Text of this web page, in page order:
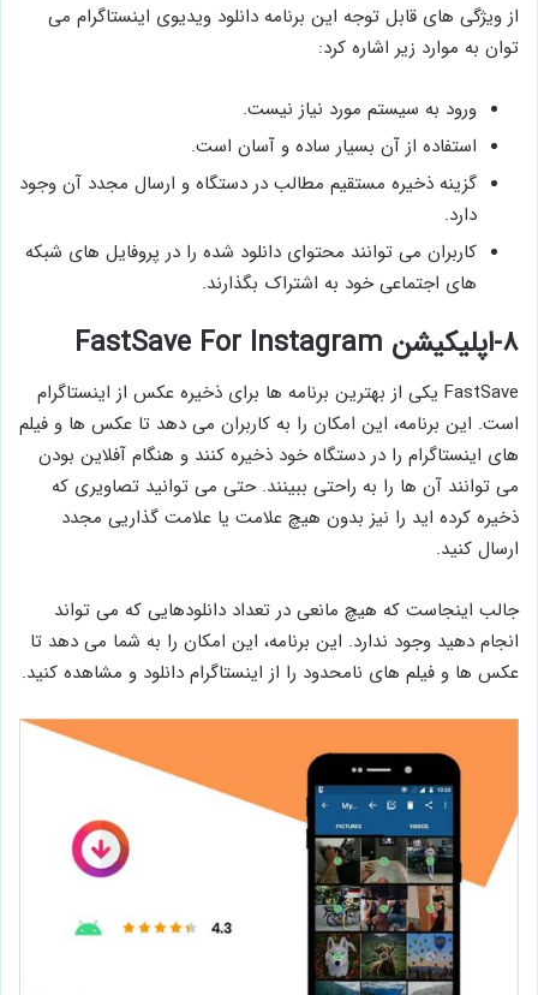
از ویژگی های قابل توجه این برنامه دانلود ویدیوی اینستاگرام می
توان به موارد زیر اشاره کرد:
ورود به سیستم مورد نیاز نیست.
استفاده از آن بسیار ساده و آسان است.
گزینه ذخیره مستقیم مطالب در دستگاه و ارسال مجدد آن وجود
دارد.
کاربران می توانند محتوای دانلود شده را در پروفایل های شبکه
های اجتماعی خود به اشتراک بگذارند.
۸-اپلیکیشن FastSave For Instagram
FastSave یکی از بهترین برنامه ها برای ذخیره عکس از اینستاگرام
است. این برنامه، این امکان را به کاربران می دهد تا عکس ها و فیلم
های اینستاگرام را در دستگاه خود ذخیره کنند و هنگام آفلاین بودن
می توانند آن ها را به راحتی ببینند. حتی می توانید تصاویری که
ذخیره کرده اید را نیز بدون هیچ علامت یا علامت گذاریی مجدد
ارسال کنید.
جالب اینجاست که هیچ مانعی در تعداد دانلودهایی که می تواند
انجام دهید وجود ندارد. این برنامه، این امکان را به شما می دهد تا
عکس ها و فیلم های نامحدود را از اینستاگرام دانلود و مشاهده کنید.